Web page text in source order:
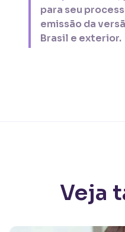
para seu
emissão da
Brasil e exterior.
Veja